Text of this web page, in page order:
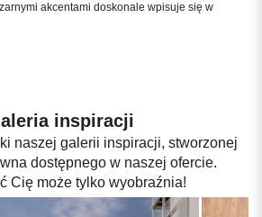
akcentami doskonale wpisuje się w
inspiracji
naszej galerii inspiracji, stworzonej
dostępnego w naszej ofercie.
Cię może tylko wyobraźnia!